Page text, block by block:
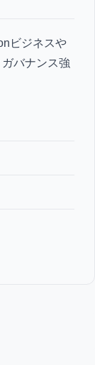
ビジネスや
バナンス強